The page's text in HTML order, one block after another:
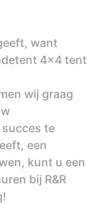
want
4x4 tent
wij graag
te
een
kunt u een
bij R&R